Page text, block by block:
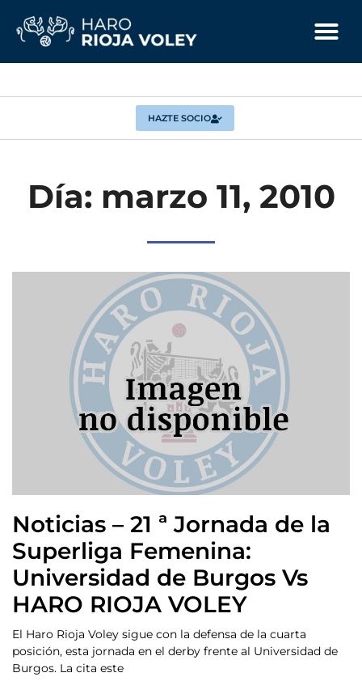
HAZTE SOCIO
Día: marzo 11, 2010
Noticias – 21 ª Jornada de la
Superliga Femenina:
Universidad de Burgos Vs
HARO RIOJA VOLEY
El Haro Rioja Voley sigue con la defensa de la cuarta
posición, esta jornada en el derby frente al Universidad de
Burgos. La cita este